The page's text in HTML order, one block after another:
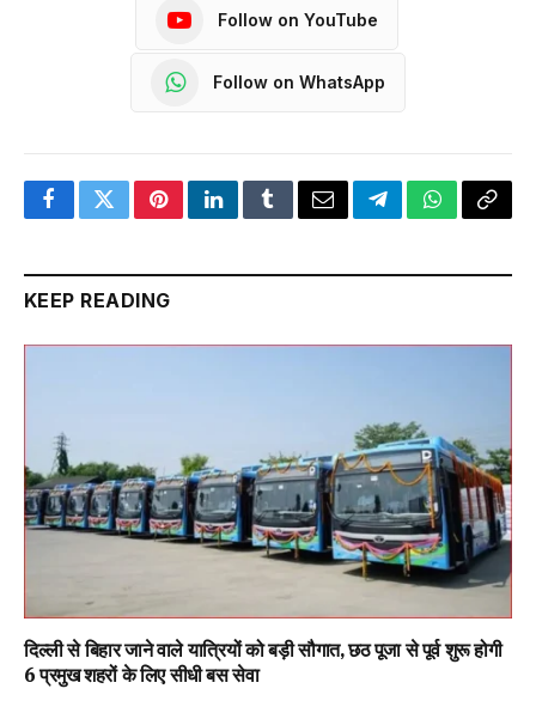
Follow on YouTube
Follow on WhatsApp
FacebookTwitterPinterestLinkedInTumblrEmailTelegramWhatsApp
Copy
KEEP READING
दिल्ली से बिहार जाने वाले यात्रियों को बड़ी सौगात, छठ पूजा से पूर्व शुरू होगी
6 प्रमुख शहरों के लिए सीधी बस सेवा